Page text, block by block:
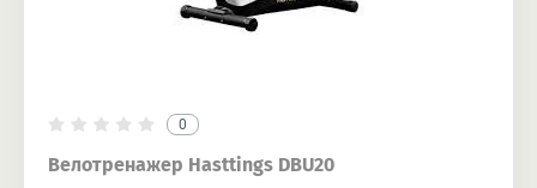
0
Велотренажер Hasttings DBU20